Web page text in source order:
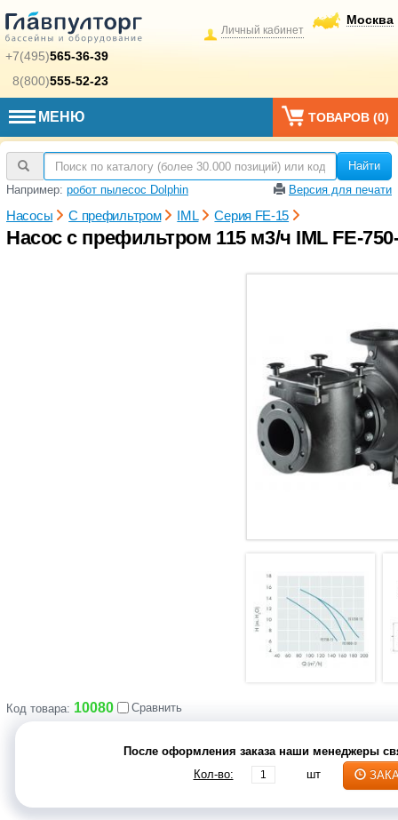
+7(495)565-36-39
8(800)555-52-23
Москва
Личный кабинет
МЕНЮ ТОВАРОВ (0)
Найти
Например: робот пылесос Dolphin Версия для печати
Насосы С префильтром IML Серия FE-15
Насос с префильтром 115 м3/ч IML FE-
Код товара: 10080 Сравнить
После оформления заказа наши менеджеры
Кол-во:
шт